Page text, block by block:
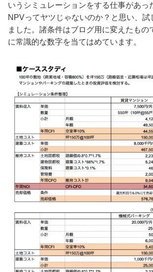
いうシミュレーションをする仕事があっ
NPVってヤツじゃないのか？と思い、試
ました。諸条件はブログ用に変えたもの
に常識的な数字を当てはめています。